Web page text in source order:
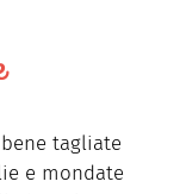
tagliate
e mondate